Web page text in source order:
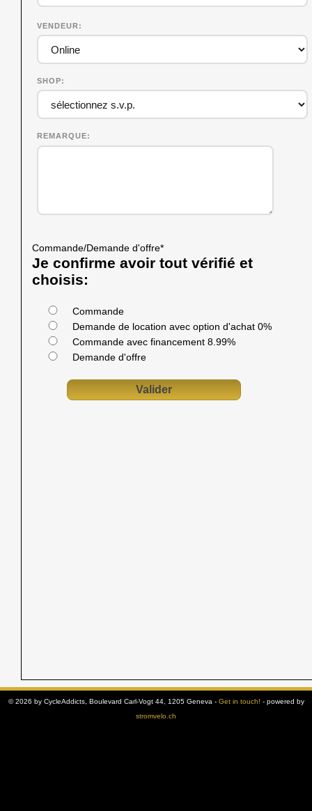
VENDEUR
SHOP
REMARQUE
Commande/Demande d'offre*
Je confirme avoir tout vérifié et
choisis:
Commande
Demande de location avec option d'achat 0%
Commande avec financement 8.99%
Demande d'offre
© 2026 by CycleAddicts, Boulevard Carl-Vogt 44, 1205 Geneva - Get in touch! - powered by
stromvelo.ch